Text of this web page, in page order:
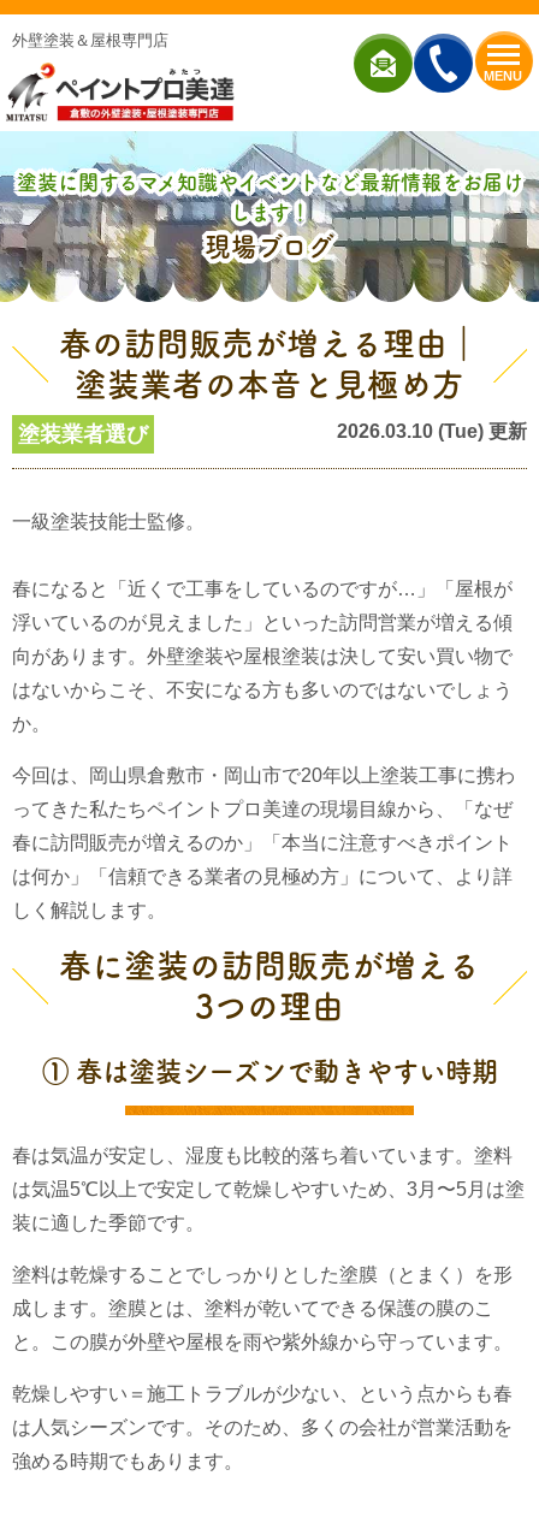
MENU
外壁塗装＆屋根専門店
塗装に関するマメ知識やイベントなど最新情報をお届け
します！
現場ブログ
春の訪問販売が増える理由｜
塗装業者の本音と見極め方
塗装業者選び 2026.03.10 (Tue) 更新
一級塗装技能士監修。
春になると「近くで工事をしているのですが…」「屋根が
浮いているのが見えました」といった訪問営業が増える傾
向があります。外壁塗装や屋根塗装は決して安い買い物で
はないからこそ、不安になる方も多いのではないでしょう
か。
今回は、岡山県倉敷市・岡山市で20年以上塗装工事に携わ
ってきた私たちペイントプロ美達の現場目線から、「なぜ
春に訪問販売が増えるのか」「本当に注意すべきポイント
は何か」「信頼できる業者の見極め方」について、より詳
しく解説します。
春に塗装の訪問販売が増える
3つの理由
① 春は塗装シーズンで動きやすい時期
春は気温が安定し、湿度も比較的落ち着いています。塗料
は気温5℃以上で安定して乾燥しやすいため、3月〜5月は塗
装に適した季節です。
塗料は乾燥することでしっかりとした塗膜（とまく）を形
成します。塗膜とは、塗料が乾いてできる保護の膜のこ
と。この膜が外壁や屋根を雨や紫外線から守っています。
乾燥しやすい＝施工トラブルが少ない、という点からも春
は人気シーズンです。そのため、多くの会社が営業活動を
強める時期でもあります。